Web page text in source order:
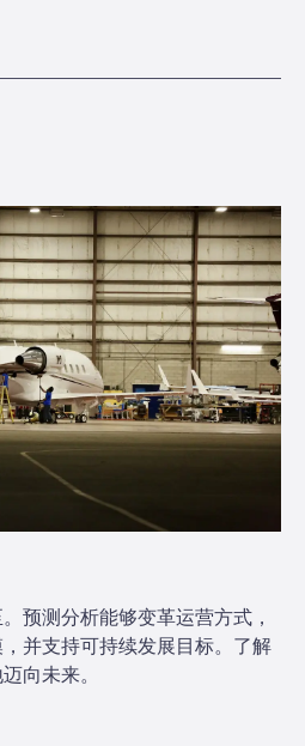
预测分析能够变革运营方式，
并支持可持续发展目标。了解
向未来。